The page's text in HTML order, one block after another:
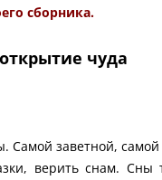
сборника.
чуда
Самой заветной,
верить снам. Сны